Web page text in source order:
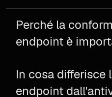
Perché la
endpoint è
In cosa differisce
endpoint